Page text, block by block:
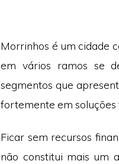
Morrinhos é um cidade
em vários ramos se
segmentos que
fortemente em soluções
Ficar sem recursos
não constitui mais um